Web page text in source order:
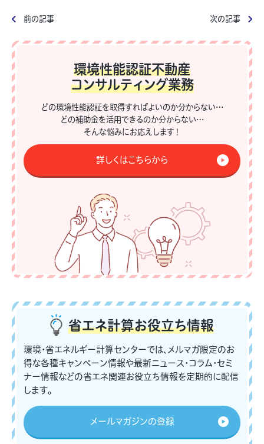
前の記事 次の記事
環境性能認証不動産
コンサルティング業務
どの環境性能認証を取得すればよいのか分からない…
どの補助金を活用できるのか分からない…
そんな悩みにお応えします！
詳しくはこちらから
省エネ計算お役立ち情報
環境・省エネルギー計算センターでは、メルマガ限定のお
得な各種キャンペーン情報や最新ニュース・コラム・セミ
ナー情報などの省エネ関連お役立ち情報を定期的に配信
します。
メールマガジンの登録